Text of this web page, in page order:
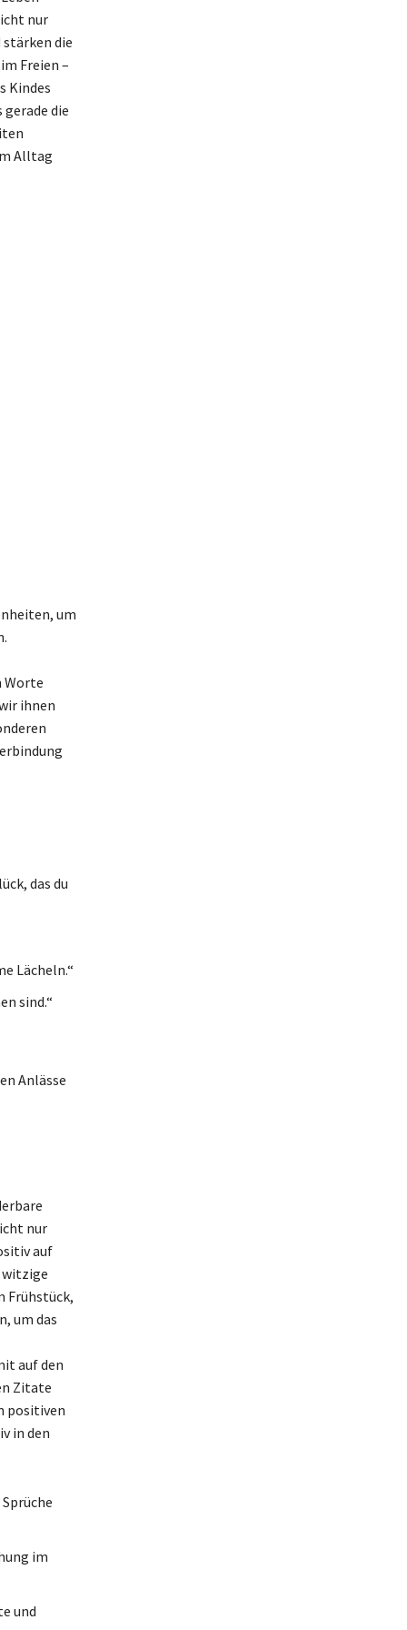
nur
stärken die
Freien –
Kindes
die
Alltag
um
Worte
ihnen
das du
Lächeln.“
sind.“
Anlässe
nur
auf
witzige
Frühstück,
um das
auf den
Zitate
positiven
in den
im
und